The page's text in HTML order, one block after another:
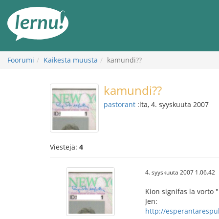
sisältöön
Foorumi Kaikesta muusta kamundi??
kamundi??
pastorant :lta, 4. syyskuuta 2007
Viestejä: 4
4. syyskuuta 2007 1.06.42
Kion signifas la vorto
Jen:
http://